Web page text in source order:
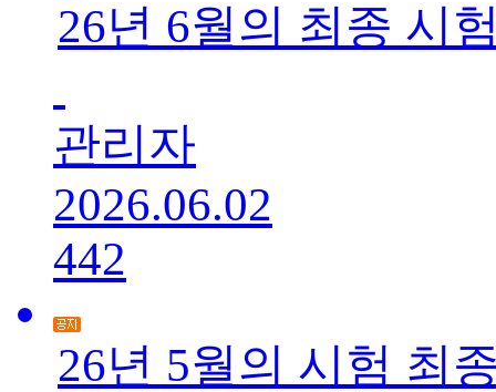
26년 6월의 최종 시
관리자
2026.06.02
442
26년 5월의 시험 최